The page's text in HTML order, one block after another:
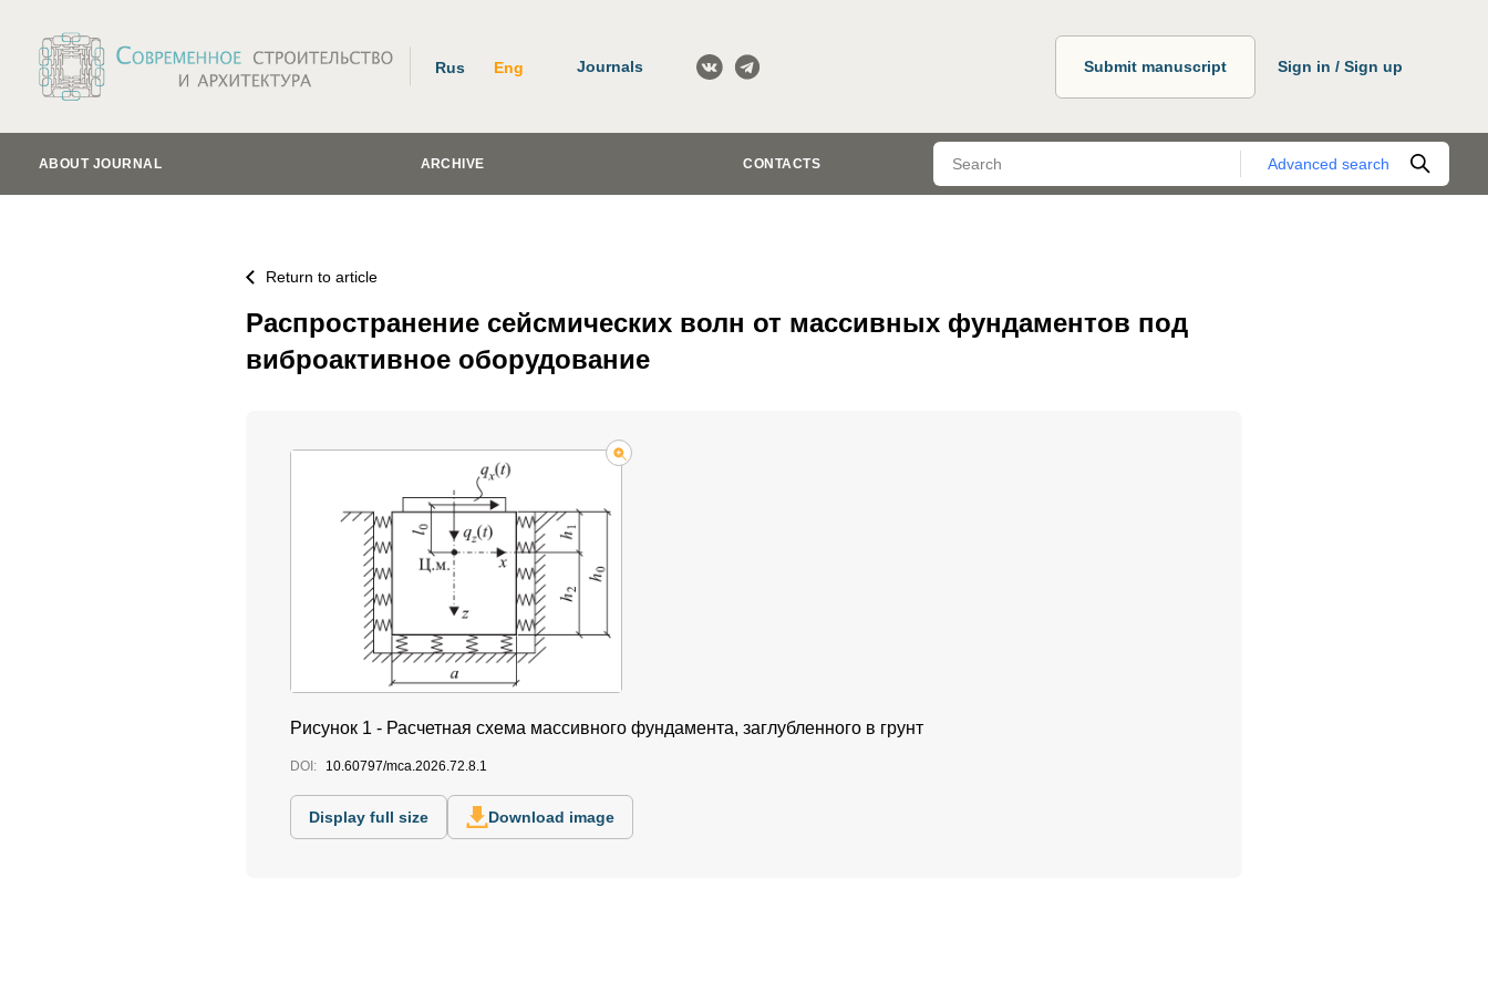
Rus Eng Journals Submit manuscript Sign in / Sign up
ABOUT JOURNAL ARCHIVE CONTACTS Advanced search
Return to article
Распространение сейсмических волн от массивных фундаментов под
виброактивное оборудование
Рисунок 1 - Расчетная схема массивного фундамента, заглубленного в грунт
DOI: 10.60797/mca.2026.72.8.1
Display full size Download image